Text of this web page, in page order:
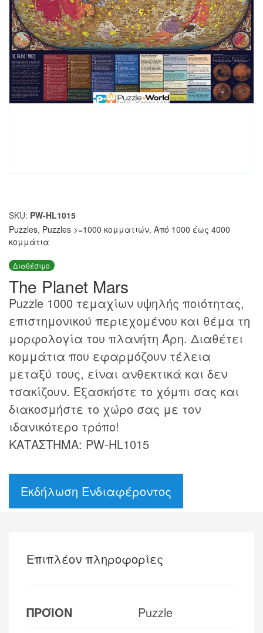
SKU: PW-HL1015
Puzzles, Puzzles >=1000 κομματιών, Από 1000 έως 4000
κομμάτια
Διαθέσιμο
The Planet Mars
Puzzle 1000 τεμαχίων υψηλής ποιότητας,
επιστημονικού περιεχομένου και θέμα τη
μορφολογία του πλανήτη Άρη. Διαθέτει
κομμάτια που εφαρμόζουν τέλεια
μεταξύ τους, είναι ανθεκτικά και δεν
τσακίζουν. Εξασκήστε το χόμπι σας και
διακοσμήστε το χώρο σας με τον
ιδανικότερο τρόπο!
ΚΑΤΑΣΤΗΜΑ: PW-HL1015
Εκδήλωση Ενδιαφέροντος
Επιπλέον πληροφορίες
ΠΡΟΪΟΝ
Puzzle